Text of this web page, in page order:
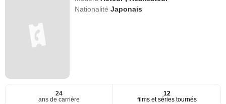
NationalitéJaponais
24
ans de carrière
12
films et séries tournés